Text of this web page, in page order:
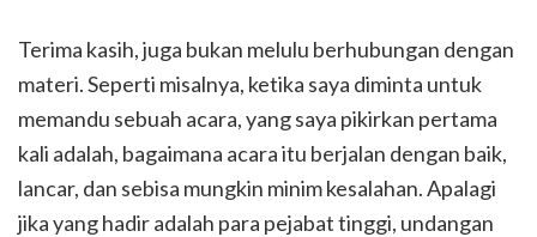
Terima kasih, juga bukan melulu berhubungan dengan
materi. Seperti misalnya, ketika saya diminta untuk
memandu sebuah acara, yang saya pikirkan pertama
kali adalah, bagaimana acara itu berjalan dengan baik,
lancar, dan sebisa mungkin minim kesalahan. Apalagi
jika yang hadir adalah para pejabat tinggi, undangan